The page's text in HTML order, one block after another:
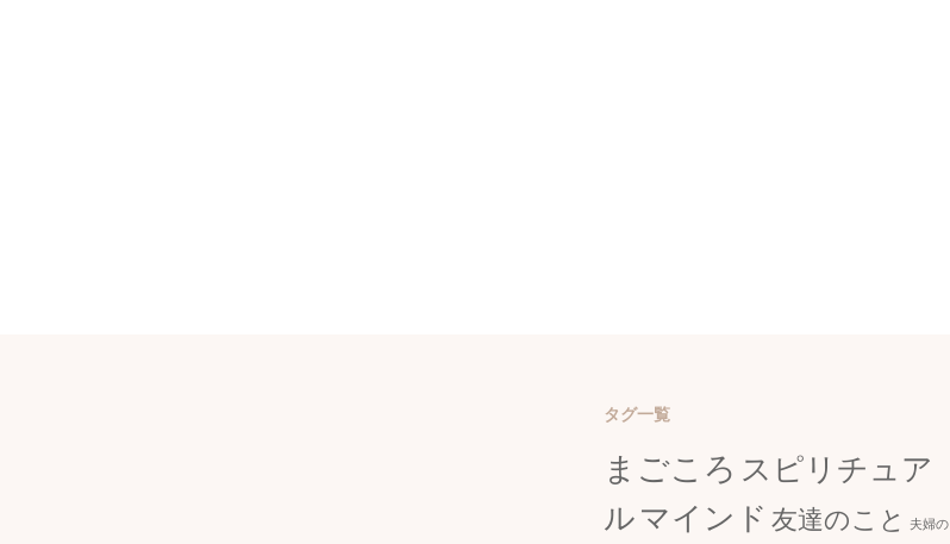
タグ一覧
まごころ スピリチュア
ル マインド 友達のこと 夫婦の